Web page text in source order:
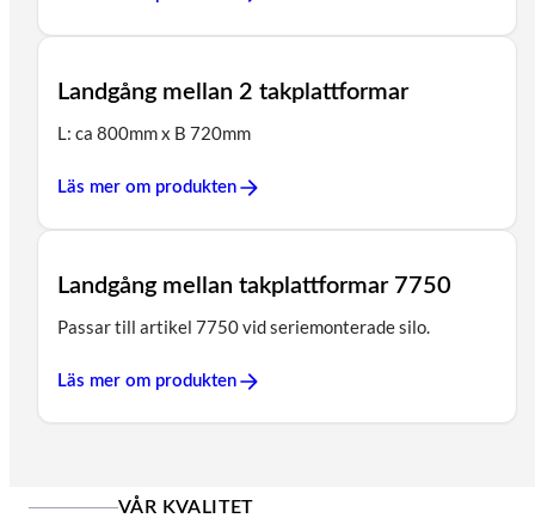
Landgång mellan 2 takplattformar
L: ca 800mm x B 720mm
Läs mer om produkten
Landgång mellan takplattformar 7750
Passar till artikel 7750 vid seriemonterade silo.
Läs mer om produkten
VÅR KVALITET